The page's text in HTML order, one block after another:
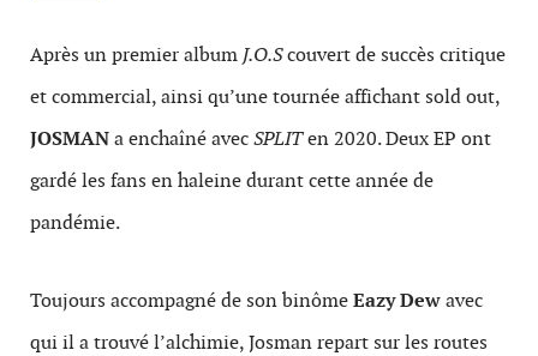
Après un premier album J.O.Scouvert de succès critique
et commercial, ainsi qu’une tournée affichant sold out,
JOSMANa enchaîné avecSPLITen 2020. Deux EP ont
gardé les fans en haleine durant cette année de
pandémie.
Toujours accompagné de son binômeEazy Dewavec
qui il a trouvé l’alchimie, Josman repart sur les routes